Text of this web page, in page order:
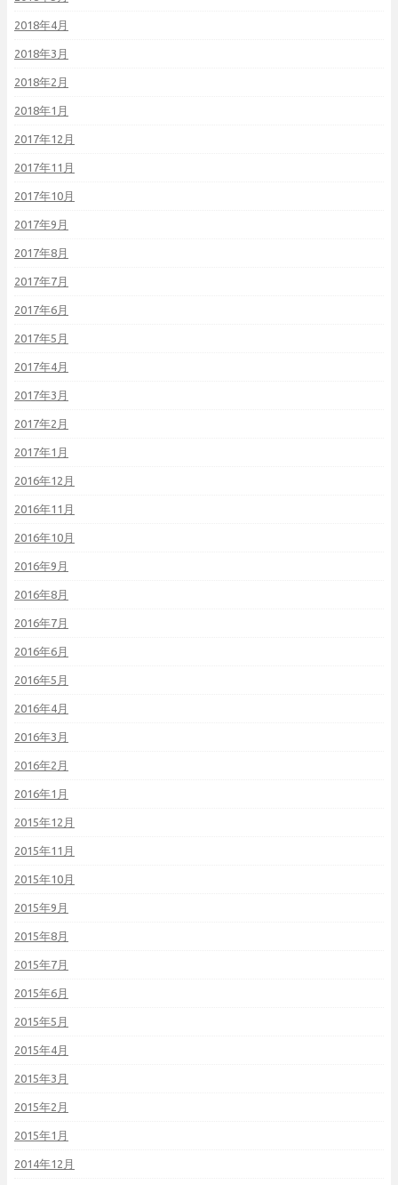
2018年4月
2018年3月
2018年2月
2018年1月
2017年12月
2017年11月
2017年10月
2017年9月
2017年8月
2017年7月
2017年6月
2017年5月
2017年4月
2017年3月
2017年2月
2017年1月
2016年12月
2016年11月
2016年10月
2016年9月
2016年8月
2016年7月
2016年6月
2016年5月
2016年4月
2016年3月
2016年2月
2016年1月
2015年12月
2015年11月
2015年10月
2015年9月
2015年8月
2015年7月
2015年6月
2015年5月
2015年4月
2015年3月
2015年2月
2015年1月
2014年12月